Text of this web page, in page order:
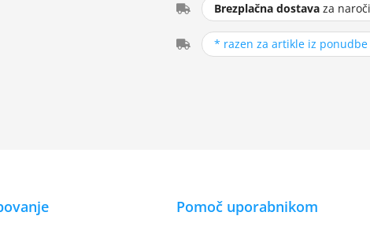
Brezplačna dostavaza
* razen za artikle iz ponudbe
Pomoč uporabnikom